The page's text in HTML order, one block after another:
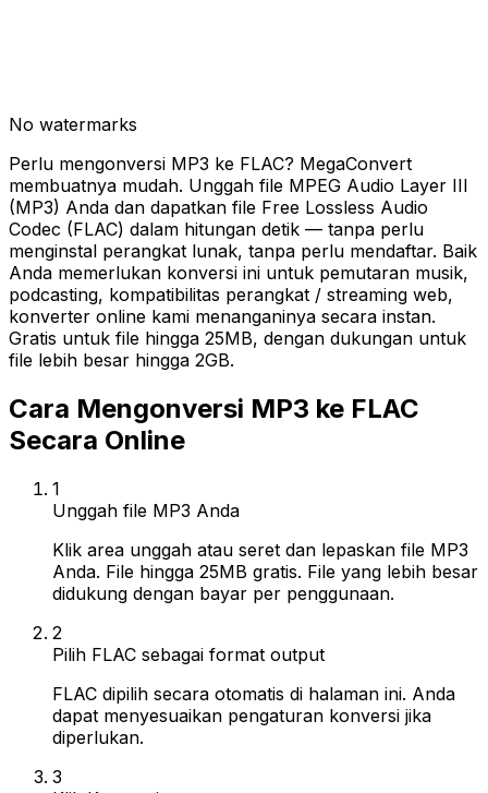
No watermarks
Perlu mengonversi MP3 ke FLAC? MegaConvert
membuatnya mudah. Unggah file MPEG Audio Layer III
(MP3) Anda dan dapatkan file Free Lossless Audio
Codec (FLAC) dalam hitungan detik — tanpa perlu
menginstal perangkat lunak, tanpa perlu mendaftar. Baik
Anda memerlukan konversi ini untuk pemutaran musik,
podcasting, kompatibilitas perangkat / streaming web,
konverter online kami menanganinya secara instan.
Gratis untuk file hingga 25MB, dengan dukungan untuk
file lebih besar hingga 2GB.
Cara Mengonversi MP3 ke FLAC
Secara Online
1
Unggah file MP3 Anda
Klik area unggah atau seret dan lepaskan file MP3
Anda. File hingga 25MB gratis. File yang lebih besar
didukung dengan bayar per penggunaan.
2
Pilih FLAC sebagai format output
FLAC dipilih secara otomatis di halaman ini. Anda
dapat menyesuaikan pengaturan konversi jika
diperlukan.
3